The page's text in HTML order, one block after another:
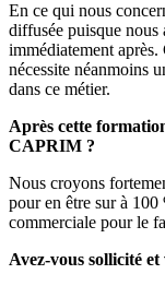
En ce qui nous
diffusée puisque
immédiatement
nécessite néanmoins
dans ce métier.
Après cette
CAPRIM ?
Nous croyons
pour en être sur à
commerciale pour le
Avez-vous sollicité